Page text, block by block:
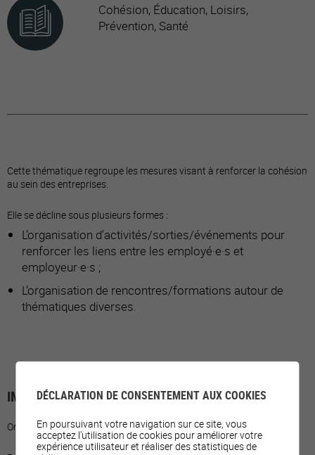
Cohésion, Éducation, Loisirs,
Prévention, Santé
Cette thématique regroupe les mesures visant à renforcer la cohésion
au sein des entreprises.
Elle se décline sous plusieurs formes :
L’organisation d’activités/sorties/événements pour
renforcer les liens entre les employé·e·s et
employeur·e·s ;
L’organisation de rencontres/formations autour de
thématiques diverses.
IMPLICATION DE LA COMMUNE
Organiser les sorties/événements/rencontres.
DÉCLARATION DE CONSENTEMENT AUX COOKIES
En poursuivant votre navigation sur ce site, vous
acceptez l'utilisation de cookies pour améliorer votre
expérience utilisateur et réaliser des statistiques de